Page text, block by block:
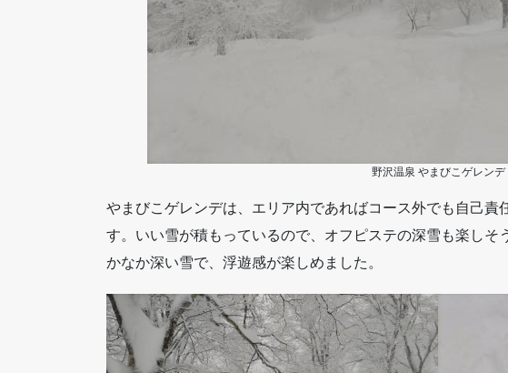
野沢温泉 やまびこゲレンデ
やまびこゲレンデは、エリア内であればコース外でも自己責
す。いい雪が積もっているので、オフピステの深雪も楽しそ
かなか深い雪で、浮遊感が楽しめました。